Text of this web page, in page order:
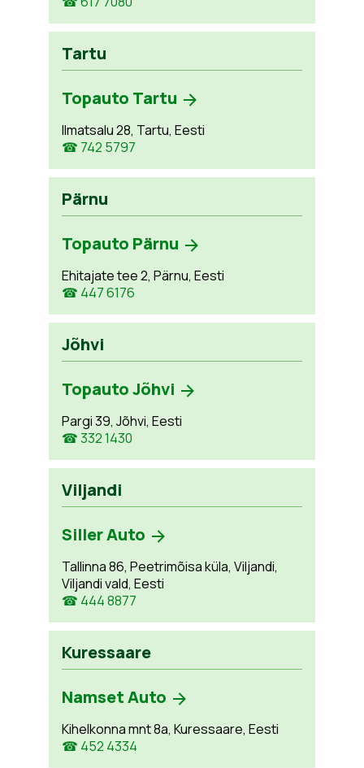
Tartu
Topauto Tartu
Ilmatsalu 28, Tartu, Eesti
☎ 742 5797
Pärnu
Topauto Pärnu
Ehitajate tee 2, Pärnu, Eesti
☎ 447 6176
Jõhvi
Topauto Jõhvi
Pargi 39, Jõhvi, Eesti
☎ 332 1430
Viljandi
Siller Auto
Tallinna 86, Peetrimõisa küla, Viljandi,
Viljandi vald, Eesti
☎ 444 8877
Kuressaare
Namset Auto
Kihelkonna mnt 8a, Kuressaare, Eesti
☎ 452 4334